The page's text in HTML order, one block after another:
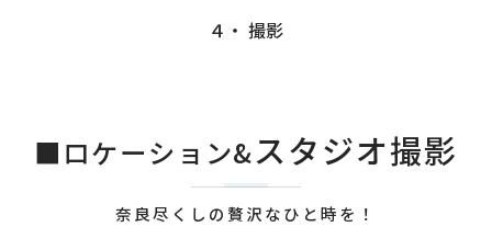
４・ 撮影
■ロケーション&スタジオ撮影
奈良尽くしの贅沢なひと時を！